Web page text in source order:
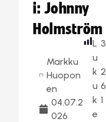
i: Johnny
Holmström
Markku
Huopon
en
04.07.2
026
L
u
k
u
k
e
3
2
6
1